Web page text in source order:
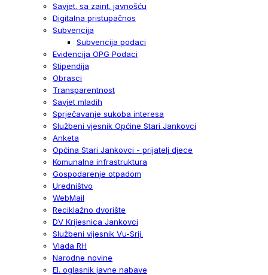
Savjet. sa zaint. javnošću
Digitalna pristupačnos
Subvencija
Subvencija podaci
Evidencija OPG Podaci
Stipendija
Obrasci
Transparentnost
Savjet mladih
Sprječavanje sukoba interesa
Službeni vjesnik Općine Stari Jankovci
Anketa
Općina Stari Jankovci - prijatelj djece
Komunalna infrastruktura
Gospodarenje otpadom
Uredništvo
WebMail
Reciklažno dvorište
DV Krijesnica Jankovci
Službeni vijesnik Vu-Srij.
Vlada RH
Narodne novine
El. oglasnik javne nabave